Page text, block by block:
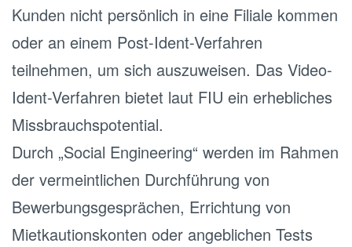
Kunden nicht persönlich in eine Filiale kommen
oder an einem Post-Ident-Verfahren
teilnehmen, um sich auszuweisen. Das Video-
Ident-Verfahren bietet laut FIU ein erhebliches
Missbrauchspotential.
Durch „Social Engineering“ werden im Rahmen
der vermeintlichen Durchführung von
Bewerbungsgesprächen, Errichtung von
Mietkautionskonten oder angeblichen Tests